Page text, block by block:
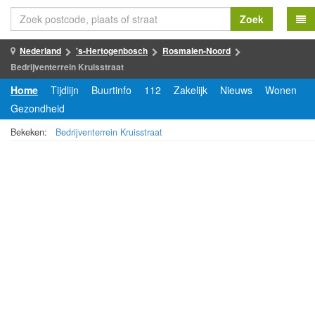
Zoek
Nederland 's-Hertogenbosch
Rosmalen-Noord
Bedrijventerrein Kruisstraat
Home Tijdlijn Buurtinfo 112 Zakelijk Nieuws
Wonen
Gezondheid
Bekeken: Bedrijventerrein Kruisstraat